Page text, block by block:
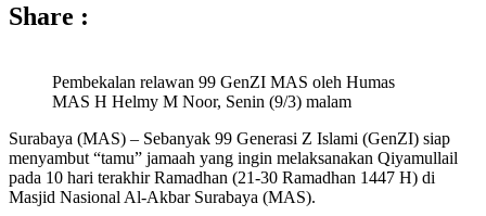
Share :
Pembekalan relawan 99 GenZI MAS oleh Humas
MAS H Helmy M Noor, Senin (9/3) malam
Surabaya (MAS) – Sebanyak 99 Generasi Z Islami (GenZI) siap
menyambut “tamu” jamaah yang ingin melaksanakan Qiyamullail
pada 10 hari terakhir Ramadhan (21-30 Ramadhan 1447 H) di
Masjid Nasional Al-Akbar Surabaya (MAS).